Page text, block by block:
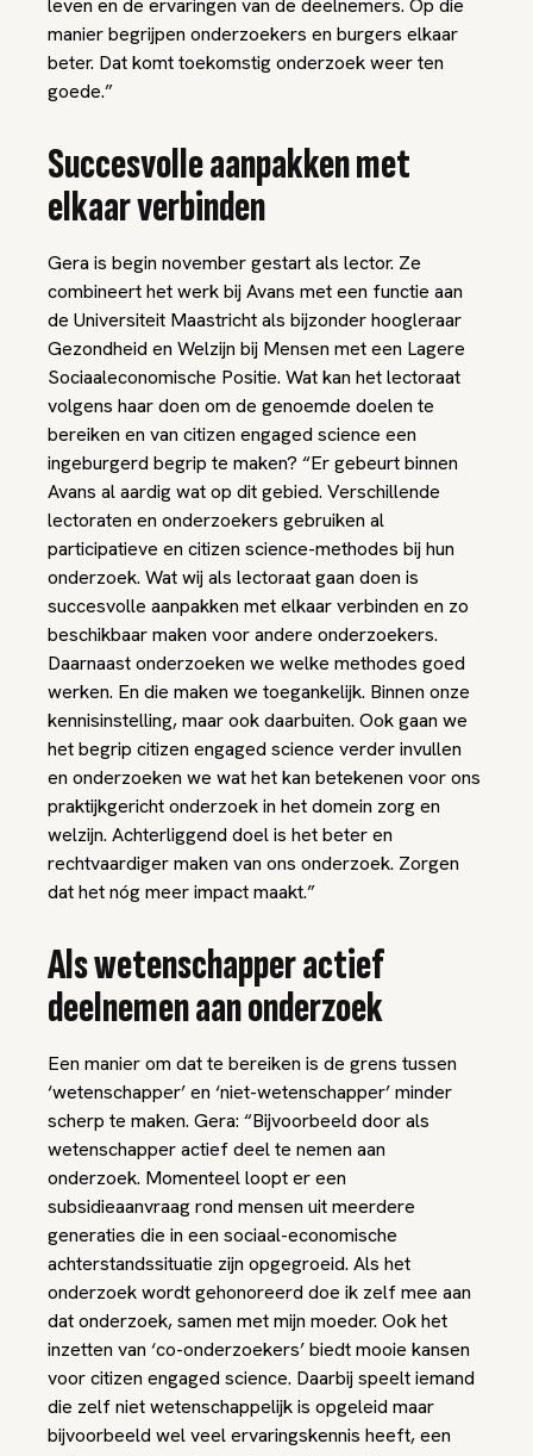
leven en de ervaringen van de deelnemers. Op die
manier begrijpen onderzoekers en burgers elkaar
beter. Dat komt toekomstig onderzoek weer ten
goede.”
Succesvolle aanpakken met
elkaar verbinden
Gera is begin november gestart als lector. Ze
combineert het werk bij Avans met een functie aan
de Universiteit Maastricht als bijzonder hoogleraar
Gezondheid en Welzijn bij Mensen met een Lagere
Sociaaleconomische Positie. Wat kan het lectoraat
volgens haar doen om de genoemde doelen te
bereiken en van citizen engaged science een
ingeburgerd begrip te maken? “Er gebeurt binnen
Avans al aardig wat op dit gebied. Verschillende
lectoraten en onderzoekers gebruiken al
participatieve en citizen science-methodes bij hun
onderzoek. Wat wij als lectoraat gaan doen is
succesvolle aanpakken met elkaar verbinden en zo
beschikbaar maken voor andere onderzoekers.
Daarnaast onderzoeken we welke methodes goed
werken. En die maken we toegankelijk. Binnen onze
kennisinstelling, maar ook daarbuiten. Ook gaan we
het begrip citizen engaged science verder invullen
en onderzoeken we wat het kan betekenen voor ons
praktijkgericht onderzoek in het domein zorg en
welzijn. Achterliggend doel is het beter en
rechtvaardiger maken van ons onderzoek. Zorgen
dat het nóg meer impact maakt.”
Als wetenschapper actief
deelnemen aan onderzoek
Een manier om dat te bereiken is de grens tussen
‘wetenschapper’ en ‘niet-wetenschapper’ minder
scherp te maken. Gera: “Bijvoorbeeld door als
wetenschapper actief deel te nemen aan
onderzoek. Momenteel loopt er een
subsidieaanvraag rond mensen uit meerdere
generaties die in een sociaal-economische
achterstandssituatie zijn opgegroeid. Als het
onderzoek wordt gehonoreerd doe ik zelf mee aan
dat onderzoek, samen met mijn moeder. Ook het
inzetten van ‘co-onderzoekers’ biedt mooie kansen
voor citizen engaged science. Daarbij speelt iemand
die zelf niet wetenschappelijk is opgeleid maar
bijvoorbeeld wel veel ervaringskennis heeft, een